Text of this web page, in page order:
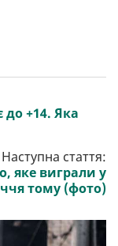
до +14. Яка
Наступна стаття:
яке виграли у
тому (фото)